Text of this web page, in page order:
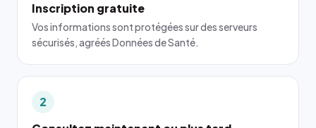
Inscription gratuite
Vos informations sont protégées sur des serveurs
sécurisés, agréés Données de Santé.
2